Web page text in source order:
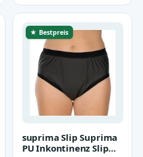
★ Bestpreis
suprima Slip Suprima
PU Inkontinenz Slip